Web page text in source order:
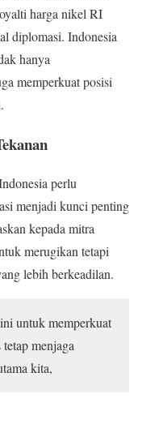
harga nikel RI
diplomasi. Indonesia
hanya
memperkuat posisi
perlu
menjadi kunci penting
kepada mitra
merugikan tetapi
lebih berkeadilan.
untuk memperkuat
menjaga
kita,